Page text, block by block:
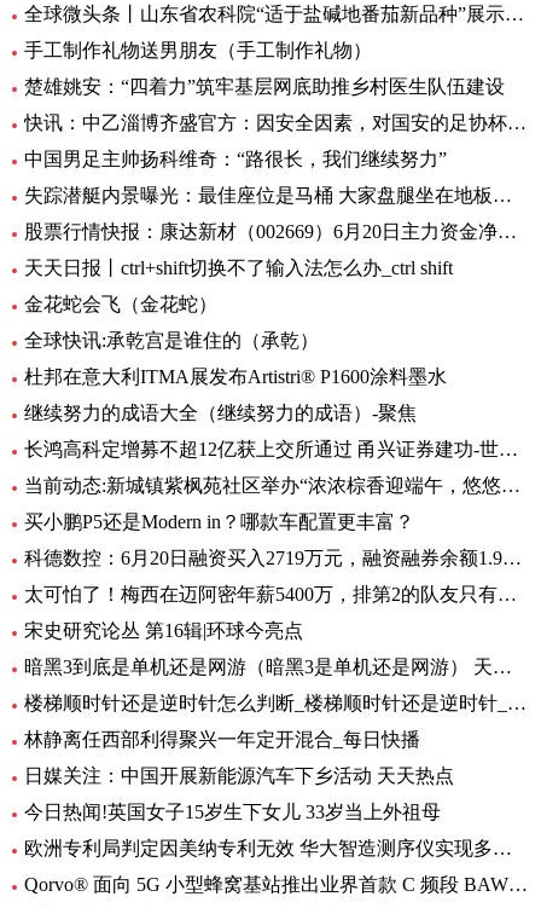
全球微头条丨山东省农科院“适于盐碱地番茄新品种”展示会在利津县农业双创中心举行
手工制作礼物送男朋友（手工制作礼物）
楚雄姚安：“四着力”筑牢基层网底助推乡村医生队伍建设
快讯：中乙淄博齐盛官方：因安全因素，对国安的足协杯不对外开放
中国男足主帅扬科维奇：“路很长，我们继续努力”
失踪潜艇内景曝光：最佳座位是马桶 大家盘腿坐在地板上|世界观焦点
股票行情快报：康达新材（002669）6月20日主力资金净买入354.78万元
天天日报丨ctrl+shift切换不了输入法怎么办_ctrl shift
金花蛇会飞（金花蛇）
全球快讯:承乾宫是谁住的（承乾）
杜邦在意大利ITMA展发布Artistri® P1600涂料墨水
继续努力的成语大全（继续努力的成语）-聚焦
长鸿高科定增募不超12亿获上交所通过 甬兴证券建功-世界动态
当前动态:新城镇紫枫苑社区举办“浓浓棕香迎端午，悠悠深情铭党恩”端午节活动
买小鹏P5还是Modern in？哪款车配置更丰富？
科德数控：6月20日融资买入2719万元，融资融券余额1.95亿元_天天资讯
太可怕了！梅西在迈阿密年薪5400万，排第2的队友只有他零头
宋史研究论丛 第16辑|环球今亮点
暗黑3到底是单机还是网游（暗黑3是单机还是网游） 天天速讯
楼梯顺时针还是逆时针怎么判断_楼梯顺时针还是逆时针_头条
林静离任西部利得聚兴一年定开混合_每日快播
日媒关注：中国开展新能源汽车下乡活动 天天热点
今日热闻!英国女子15岁生下女儿 33岁当上外祖母
欧洲专利局判定因美纳专利无效 华大智造测序仪实现多国销售 环球动态
Qorvo® 面向 5G 小型蜂窝基站推出业界首款 C 频段 BAW 带通滤波器和开关/LNA 模块